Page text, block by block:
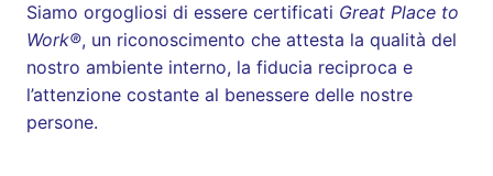
Siamo orgogliosi di essere certificati Great Place to
Work®, un riconoscimento che attesta la qualità del
nostro ambiente interno, la fiducia reciproca e
l’attenzione costante al benessere delle nostre
persone.